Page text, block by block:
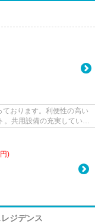
おります。利便性の高い
。共用設備の充実してい
)
ジデンス